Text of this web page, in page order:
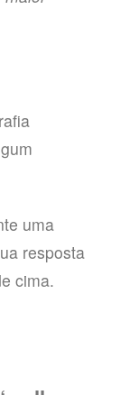
uma
resposta
cima.